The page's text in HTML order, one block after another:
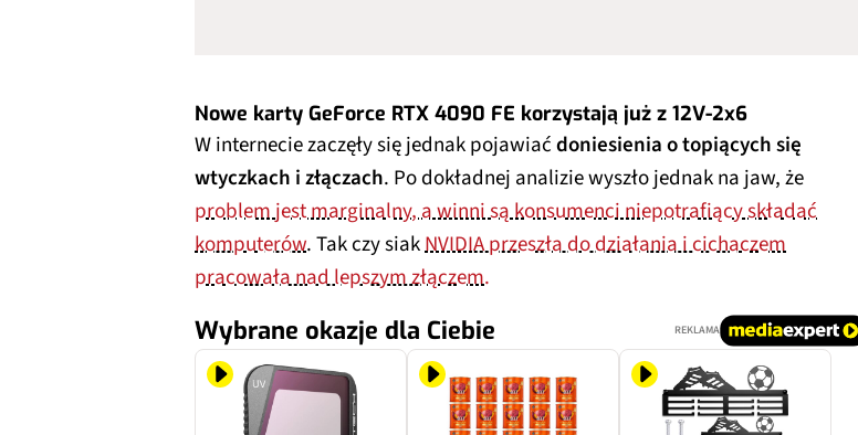
Nowe karty GeForce RTX 4090 FE korzystają już z 12V-2x6
W internecie zaczęły się jednak pojawiaćdoniesienia o topiących się
wtyczkach i złączach. Po dokładnej analizie wyszło jednak na jaw, że
problem jest marginalny, a winni są konsumenci niepotrafiący składać
komputerów. Tak czy siakNVIDIA przeszła do działania i cichaczem
pracowała nad lepszym złączem.
Wybrane okazje dla Ciebie REKLAMA